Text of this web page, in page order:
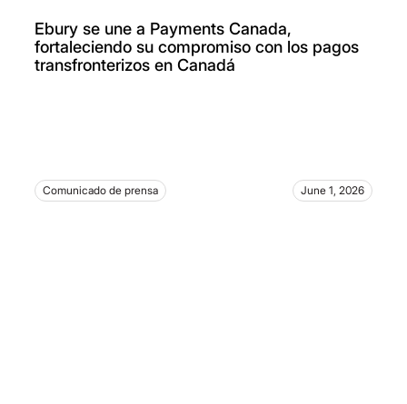
Ebury se une a Payments Canada,
fortaleciendo su compromiso con los pagos
transfronterizos en Canadá
Comunicado de prensa June 1, 2026